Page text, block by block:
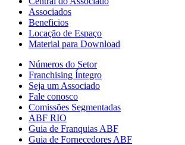
Associados
Beneficios
Locação de Espaço
Material para Download
Números do Setor
Franchising Íntegro
Seja um Associado
Fale conosco
Comissões Segmentadas
ABF RIO
Guia de Franquias ABF
Guia de Fornecedores ABF